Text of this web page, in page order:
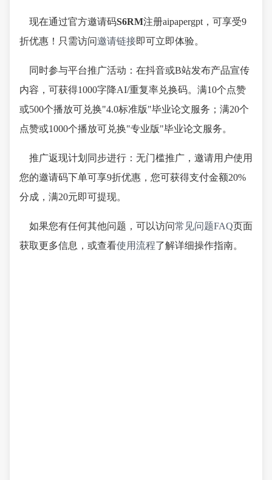
现在通过官方邀请码S6RM注册aipapergpt，可享受9
折优惠！只需访问邀请链接即可立即体验。
同时参与平台推广活动：在抖音或B站发布产品宣传
内容，可获得1000字降AI/重复率兑换码。满10个点赞
或500个播放可兑换"4.0标准版"毕业论文服务；满20个
点赞或1000个播放可兑换"专业版"毕业论文服务。
推广返现计划同步进行：无门槛推广，邀请用户使用
您的邀请码下单可享9折优惠，您可获得支付金额20%
分成，满20元即可提现。
如果您有任何其他问题，可以访问常见问题FAQ页面
获取更多信息，或查看使用流程了解详细操作指南。